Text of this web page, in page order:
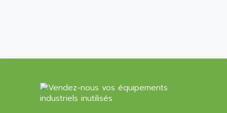
PB100
5000
SMC35
ALUTRON
ALX